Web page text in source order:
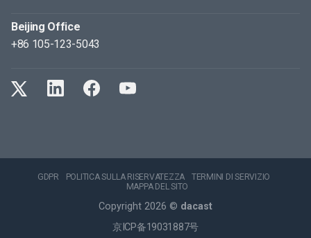
Beijing Office
+86 105-123-5043
GDPR POLITICA SULLA RISERVATEZZA
TERMINI DI SERVIZIO
MAPPA DEL SITO
Copyright 2026 © dacast
京ICP备19031887号